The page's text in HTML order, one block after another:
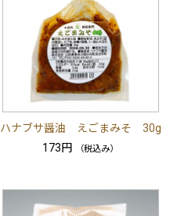
ハナブサ醤油 えごまみそ 30g
173円
（税込み）